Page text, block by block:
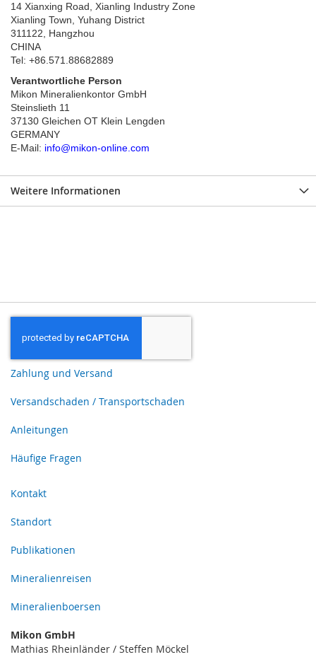
14 Xianxing Road, Xianling Industry Zone
Xianling Town, Yuhang District
311122, Hangzhou
CHINA
Tel: +86.571.88682889
Verantwortliche Person
Mikon Mineralienkontor GmbH
Steinslieth 11
37130 Gleichen OT Klein Lengden
GERMANY
E-Mail: info@mikon-online.com
Weitere Informationen
Zahlung und Versand
Versandschaden / Transportschaden
Anleitungen
Häufige Fragen
Kontakt
Standort
Publikationen
Mineralienreisen
Mineralienboersen
Mikon GmbH
Mathias Rheinländer / Steffen Möckel